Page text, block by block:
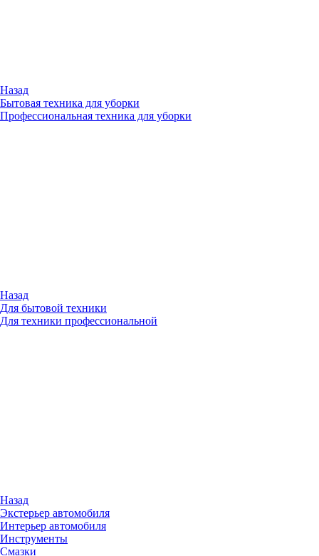
Назад
Бытовая техника для уборки
Профессиональная техника для уборки
Назад
Для бытовой техники
Для техники профессиональной
Назад
Экстерьер автомобиля
Интерьер автомобиля
Инструменты
Смазки